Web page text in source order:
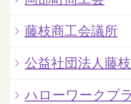
藤枝商工会議所
公益社団法人藤
ハローワークプ